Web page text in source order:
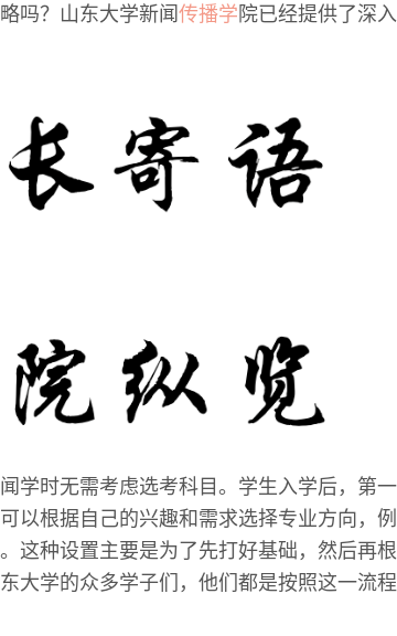
吗？山东大学新闻传播学 院已经提供了深
学时无需考虑选考科目。学生入学后，第
以根据自己的兴趣和需求选择专业方向，
这种设置主要是为了先打好基础，然后再
大学的众多学子们，他们都是按照这一流